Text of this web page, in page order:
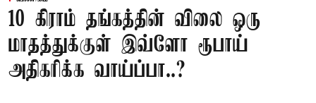
10 கிராம் தங்கத்தின் விலை ஒரு
மாதத்துக்குள் இவ்ளோ ரூபாய்
அதிகரிக்க வாய்ப்பா..?